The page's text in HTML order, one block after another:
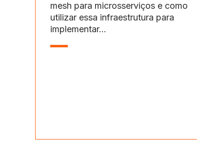
mesh para microsserviços e como
utilizar essa infraestrutura para
implementar...